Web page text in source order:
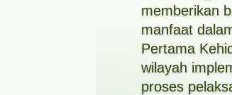
memberikan
manfaat
Pertama
wilayah
proses